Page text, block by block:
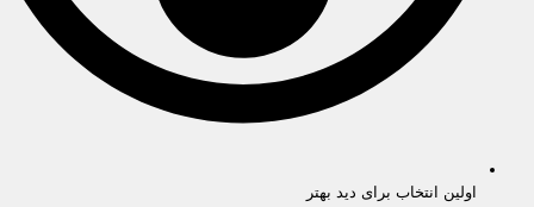
اولین انتخاب برای دید بهتر